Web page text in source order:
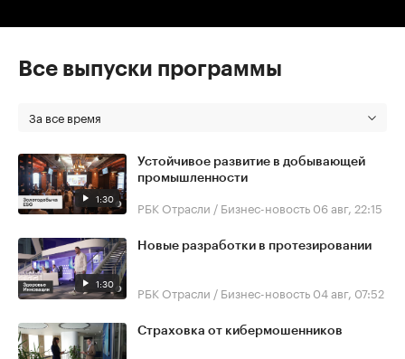
Все выпуски программы
За все время
1:30
Устойчивое развитие в добывающей
промышленности
РБК Отрасли / Бизнес-новость 06 авг, 22:15
1:30
Новые разработки в протезировании
РБК Отрасли / Бизнес-новость 04 авг, 07:52
Страховка от кибермошенников